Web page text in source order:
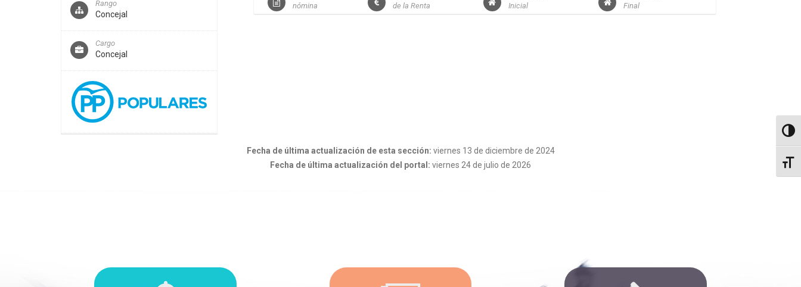
Rango
Concejal
Cargo
Concejal
nómina
de la Renta
Inicial
Final
Fecha de última actualización de esta sección: viernes 13 de diciembre de 2024
Fecha de última actualización del portal: viernes 24 de julio de 2026